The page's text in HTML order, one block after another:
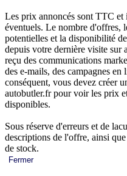
Les prix annoncés sont TTC et
éventuels. Le nombre d'offres,
potentielles et la disponibilité
depuis votre dernière visite sur
reçu des communications
des e-mails, des campagnes
conséquent, vous devez créer
autobutler.fr pour voir les prix
disponibles.
Sous réserve d'erreurs et de
descriptions de l'offre, ainsi
de stock.
Fermer